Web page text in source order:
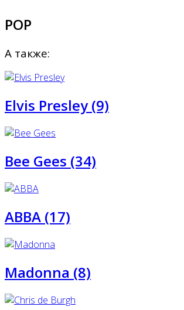
POP
А также:
Elvis Presley (9)
Bee Gees (34)
ABBA (17)
Madonna (8)